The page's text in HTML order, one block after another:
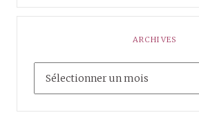
ARCHIVES